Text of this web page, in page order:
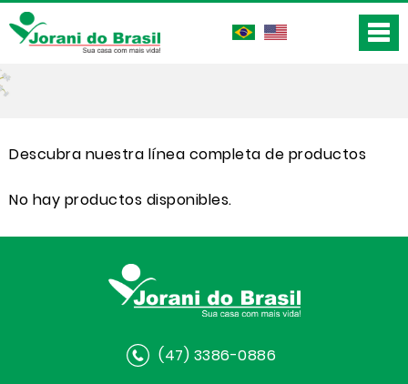
Descubra nuestra línea completa de productos
No hay productos disponibles.
(47) 3386-0886